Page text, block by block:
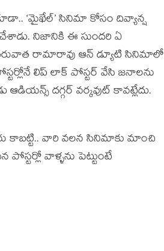
‘మైఖేల్‌’ సినిమా కోసం దివ్యాన్ష
నిజానికి ఈ సుందరి ఏ
రామారావు ఆన్ డ్యూటి సినిమాలో
లిప్ లాక్ పోస్టర్ వేసి జనాలను
దగ్గర్ వర్కవుట్ కావట్లేదు.
కాబట్టి.. వారి వలన సినిమాకు మాంచి
వాళ్ళను పెట్టుంటే